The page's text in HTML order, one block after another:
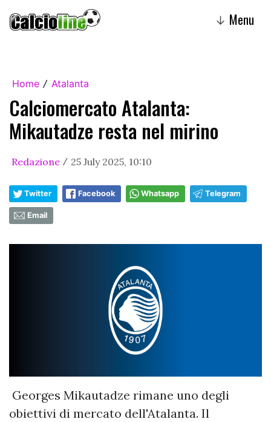
↓ Menu
Home / Atalanta
Calciomercato Atalanta:
Mikautadze resta nel mirino
Redazione / 25 July 2025, 10:10
Twitter Facebook Whatsapp Telegram
Email
Georges Mikautadze rimane uno degli
obiettivi di mercato dell'Atalanta. Il